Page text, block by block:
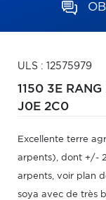
ULS : 12575979
1150 3E RANG
J0E 2C0
Excellente terre
arpents), dont +/-
arpents, voir plan
soya avec de très